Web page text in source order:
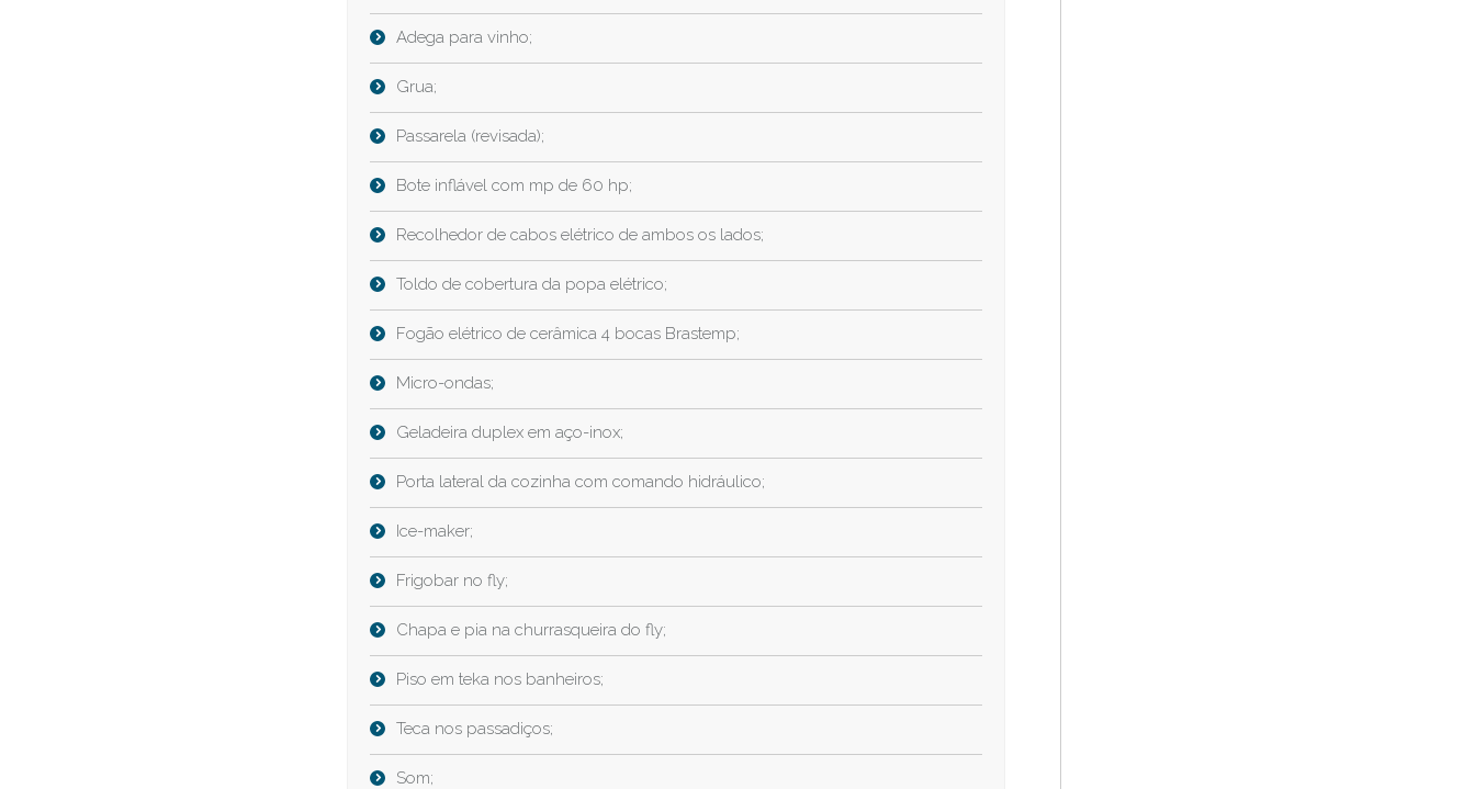
Adega para vinho;
Grua;
Passarela (revisada);
Bote inflável com mp de 60 hp;
Recolhedor de cabos elétrico de ambos os lados;
Toldo de cobertura da popa elétrico;
Fogão elétrico de cerâmica 4 bocas Brastemp;
Micro-ondas;
Geladeira duplex em aço-inox;
Porta lateral da cozinha com comando hidráulico;
Ice-maker;
Frigobar no fly;
Chapa e pia na churrasqueira do fly;
Piso em teka nos banheiros;
Teca nos passadiços;
Som;